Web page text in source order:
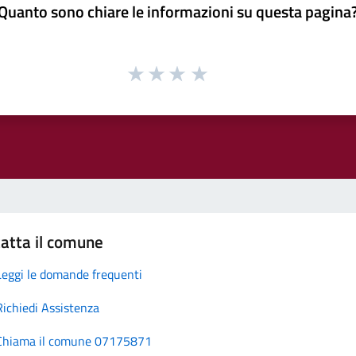
sono chiare le informazioni su questa
il comune
le domande frequenti
Assistenza
il comune 07175871